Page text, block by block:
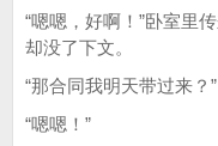
“嗯嗯，好啊！”卧室里
却没了下文。
“那合同我明天带过来？”
“嗯嗯！”